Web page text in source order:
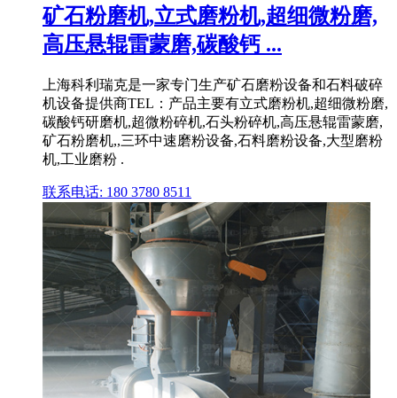
矿石粉磨机,立式磨粉机,超细微粉磨,
高压悬辊雷蒙磨,碳酸钙 ...
上海科利瑞克是一家专门生产矿石磨粉设备和石料破碎
机设备提供商TEL：产品主要有立式磨粉机,超细微粉磨,
碳酸钙研磨机,超微粉碎机,石头粉碎机,高压悬辊雷蒙磨,
矿石粉磨机,,三环中速磨粉设备,石料磨粉设备,大型磨粉
机,工业磨粉 .
联系电话: 180 3780 8511